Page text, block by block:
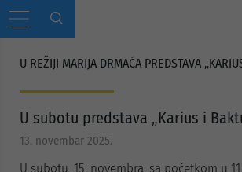
U REŽIJI MARIJA DRMAĆA PREDSTAVA
U subotu predstava „Karius i
13. novembar 2025.
U subotu, 15. novembra, sa početkom u